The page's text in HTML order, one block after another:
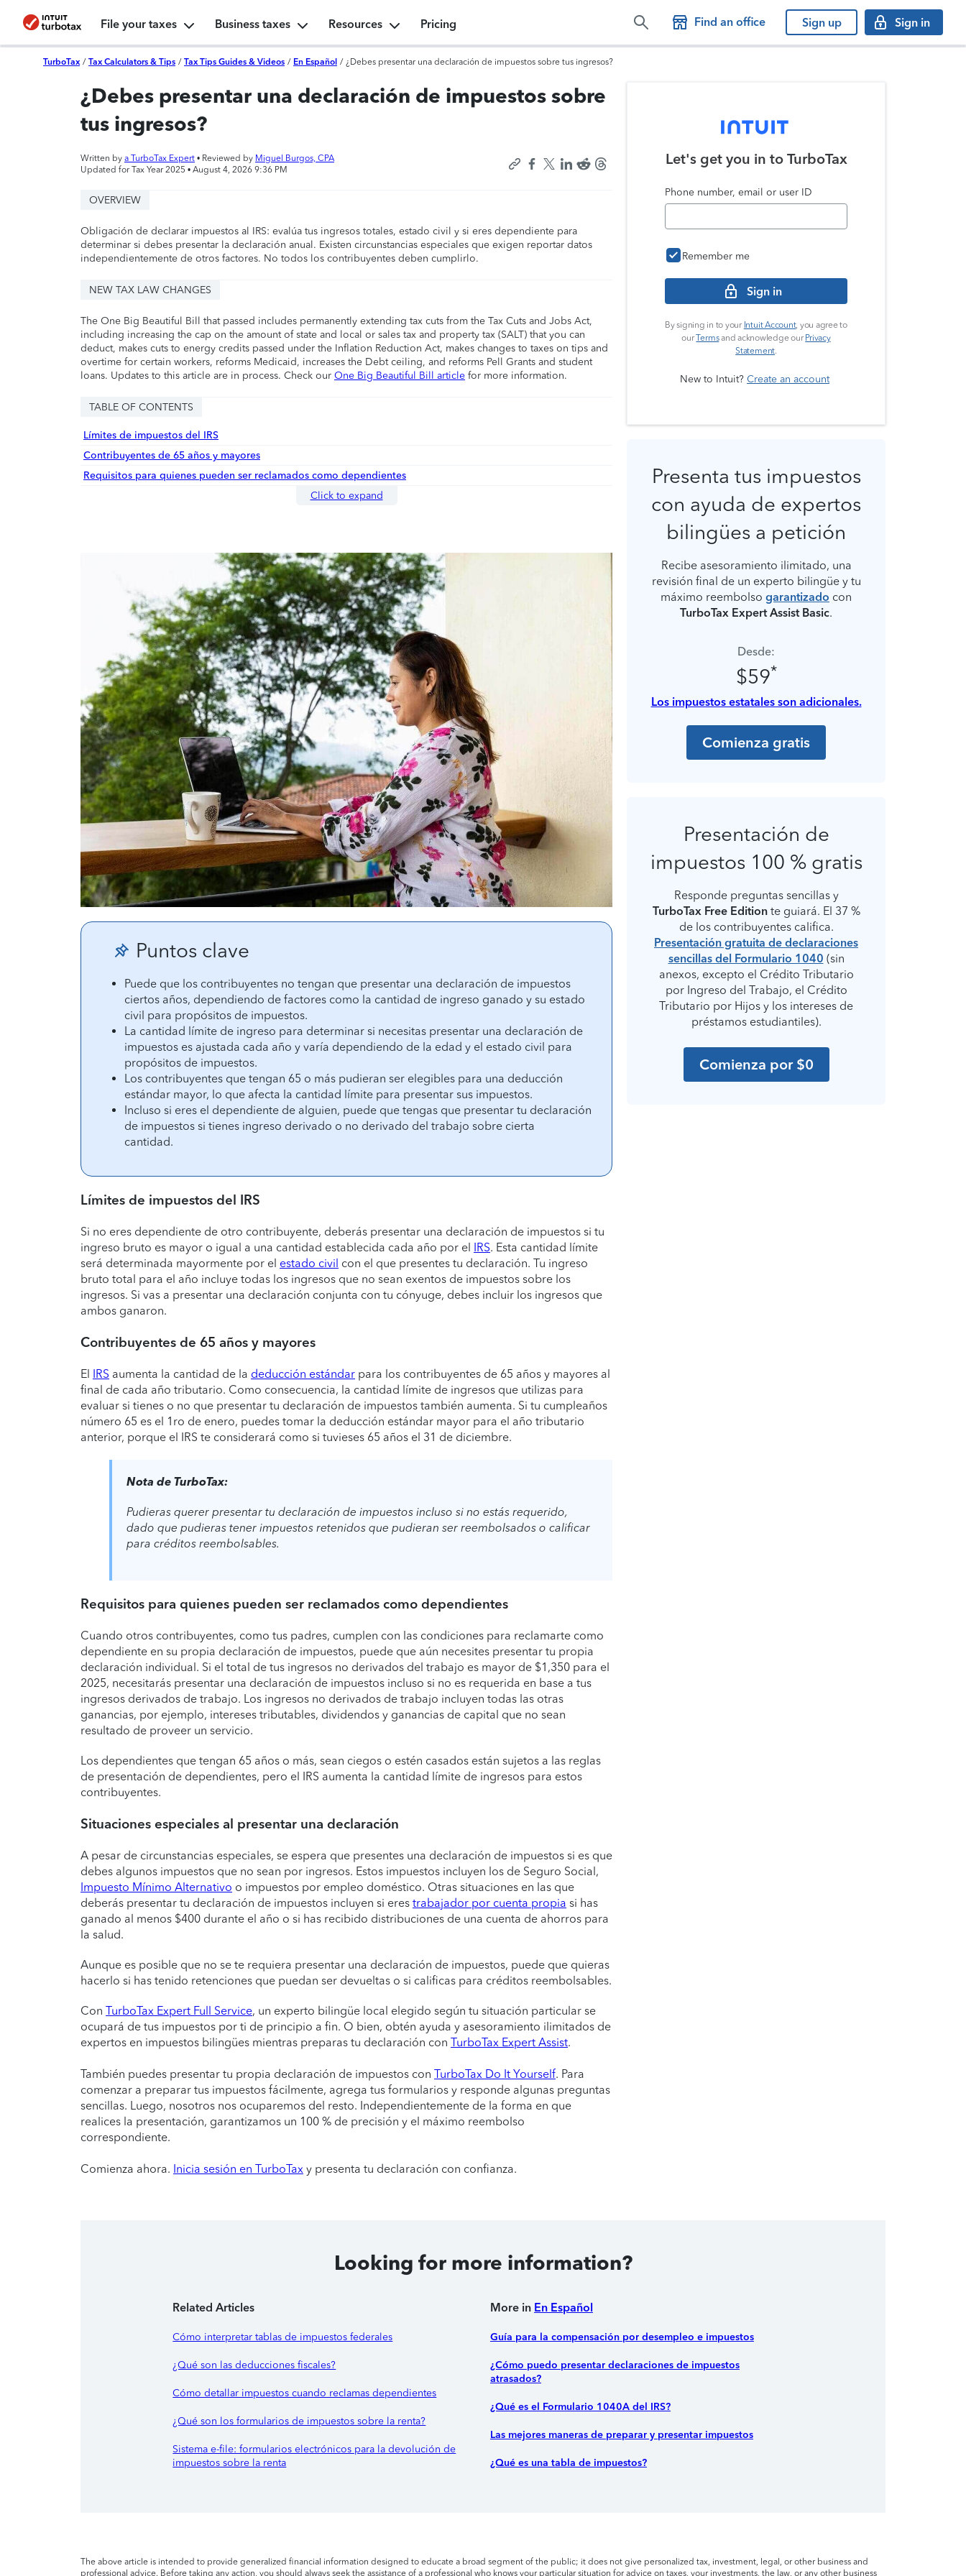
File your taxes Business taxes Resources Pricing Find an office Sign up Sign in
TurboTax / Tax Calculators & Tips / Tax Tips Guides & Videos / En Español / ¿Debes presentar una declaración de impuestos sobre tus ingresos?
¿Debes presentar una declaración de impuestos sobre
tus ingresos?
Written by a TurboTax Expert • Reviewed by Miguel Burgos, CPA
Updated for Tax Year 2025 • August 4, 2026 9:36 PM
OVERVIEW
Obligación de declarar impuestos al IRS: evalúa tus ingresos totales, estado civil y si eres dependiente para
determinar si debes presentar la declaración anual. Existen circunstancias especiales que exigen reportar datos
independientemente de otros factores. No todos los contribuyentes deben cumplirlo.
NEW TAX LAW CHANGES
The One Big Beautiful Bill that passed includes permanently extending tax cuts from the Tax Cuts and Jobs Act,
including increasing the cap on the amount of state and local or sales tax and property tax (SALT) that you can
deduct, makes cuts to energy credits passed under the Inflation Reduction Act, makes changes to taxes on tips and
overtime for certain workers, reforms Medicaid, increases the Debt ceiling, and reforms Pell Grants and student
loans. Updates to this article are in process. Check our One Big Beautiful Bill article for more information.
TABLE OF CONTENTS
Límites de impuestos del IRS
Contribuyentes de 65 años y mayores
Requisitos para quienes pueden ser reclamados como dependientes
Click to expand
Puntos clave
Puede que los contribuyentes no tengan que presentar una declaración de impuestos
ciertos años, dependiendo de factores como la cantidad de ingreso ganado y su estado
civil para propósitos de impuestos.
La cantidad límite de ingreso para determinar si necesitas presentar una declaración de
impuestos es ajustada cada año y varía dependiendo de la edad y el estado civil para
propósitos de impuestos.
Los contribuyentes que tengan 65 o más pudieran ser elegibles para una deducción
estándar mayor, lo que afecta la cantidad límite para presentar sus impuestos.
Incluso si eres el dependiente de alguien, puede que tengas que presentar tu declaración
de impuestos si tienes ingreso derivado o no derivado del trabajo sobre cierta
cantidad.
Límites de impuestos del IRS
Si no eres dependiente de otro contribuyente, deberás presentar una declaración de impuestos si tu
ingreso bruto es mayor o igual a una cantidad establecida cada año por el
IRS. Esta cantidad límite
será determinada mayormente por el estado civil con el que presentes tu declaración. Tu ingreso
bruto total para el año incluye todas los ingresos que no sean exentos de impuestos sobre los
ingresos. Si vas a presentar una declaración conjunta con tu cónyuge, debes incluir los ingresos que
ambos ganaron.
Contribuyentes de 65 años y mayores
El IRS aumenta la cantidad de la deducción estándar para los contribuyentes de 65 años y mayores al
final de cada año tributario. Como consecuencia, la cantidad límite de ingresos que utilizas para
evaluar si tienes o no que presentar tu declaración de impuestos también aumenta. Si tu cumpleaños
número 65 es el 1ro de enero, puedes tomar la deducción estándar mayor para el año tributario
anterior, porque el IRS te considerará como si tuvieses 65 años el 31 de diciembre.
Nota de TurboTax:
Pudieras querer presentar tu declaración de impuestos incluso si no estás requerido,
dado que pudieras tener impuestos retenidos que pudieran ser reembolsados o calificar
para créditos reembolsables.
Requisitos para quienes pueden ser reclamados como dependientes
Cuando otros contribuyentes, como tus padres, cumplen con las condiciones para reclamarte como
dependiente en su propia declaración de impuestos, puede que aún necesites presentar tu propia
declaración individual. Si el total de tus ingresos no derivados del trabajo es mayor de $1,350 para el
2025, necesitarás presentar una declaración de impuestos incluso si no es requerida en base a tus
ingresos derivados de trabajo. Los ingresos no derivados de trabajo incluyen todas las otras
ganancias, por ejemplo, intereses tributables, dividendos y ganancias de capital que no sean
resultado de proveer un servicio.
Los dependientes que tengan 65 años o más, sean ciegos o estén casados están sujetos a las reglas
de presentación de dependientes, pero el IRS aumenta la cantidad límite de ingresos para estos
contribuyentes.
Situaciones especiales al presentar una declaración
A pesar de circunstancias especiales, se espera que presentes una declaración de impuestos si es que
debes algunos impuestos que no sean por ingresos. Estos impuestos incluyen los de Seguro Social,
Impuesto Mínimo Alternativo o impuestos por empleo doméstico. Otras situaciones en las que
deberás presentar tu declaración de impuestos incluyen si eres trabajador por cuenta propia si has
ganado al menos $400 durante el año o si has recibido distribuciones de una cuenta de ahorros para
la salud.
Aunque es posible que no se te requiera presentar una declaración de impuestos, puede que quieras
hacerlo si has tenido retenciones que puedan ser devueltas o si calificas para créditos reembolsables.
Con TurboTax Expert Full Service, un experto bilingüe local elegido según tu situación particular se
ocupará de tus impuestos por ti de principio a fin. O bien, obtén ayuda y asesoramiento ilimitados de
expertos en impuestos bilingües mientras preparas tu declaración con TurboTax Expert Assist.
También puedes presentar tu propia declaración de impuestos con TurboTax Do It Yourself. Para
comenzar a preparar tus impuestos fácilmente, agrega tus formularios y responde algunas preguntas
sencillas. Luego, nosotros nos ocuparemos del resto. Independientemente de la forma en que
realices la presentación, garantizamos un 100 % de precisión y el máximo reembolso
correspondiente.
Comienza ahora. Inicia sesión en TurboTax y presenta tu declaración con confianza.
Let's get you in to TurboTax
Phone number, email or user ID
Remember me
Sign in
By signing in to your Intuit Account, you agree to
ourTermsand acknowledge our Privacy
Statement.
New to Intuit? Create an account
Presenta tus impuestos
con ayuda de expertos
bilingües a petición
Recibe asesoramiento ilimitado, una
revisión final de un experto bilingüe y tu
máximo reembolso garantizado con
TurboTax Expert Assist Basic.
Desde:
$59*
Los impuestos estatales son adicionales.
Comienza gratis
Presentación de
impuestos 100 % gratis
Responde preguntas sencillas y
TurboTax Free Editionte guiará. El 37 %
de los contribuyentes califica.
Presentación gratuita de declaraciones
sencillas del Formulario 1040 (sin
anexos, excepto el Crédito Tributario
por Ingreso del Trabajo, el Crédito
Tributario por Hijos y los intereses de
préstamos estudiantiles).
Comienza por $0
Looking for more information?
Related Articles
Cómo interpretar tablas de impuestos federales
¿Qué son las deducciones fiscales?
Cómo detallar impuestos cuando reclamas dependientes
¿Qué son los formularios de impuestos sobre la renta?
Sistema e-file: formularios electrónicos para la devolución de
impuestos sobre la renta
More in En Español
Guía para la compensación por desempleo e impuestos
¿Cómo puedo presentar declaraciones de impuestos
atrasados?
¿Qué es el Formulario 1040A del IRS?
Las mejores maneras de preparar y presentar impuestos
¿Qué es una tabla de impuestos?
The above article is intended to provide generalized financial information designed to educate a broad segment of the public; it does not give personalized tax, investment, legal, or other business and
professional advice. Before taking any action, you should always seek the assistance of a professional who knows your particular situation for advice on taxes, your investments, the law, or any other business